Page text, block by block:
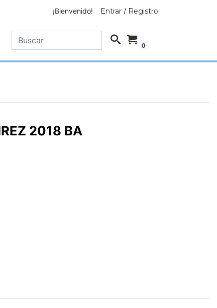
¡Bienvenido! Entrar / Registro
0
2018 BA